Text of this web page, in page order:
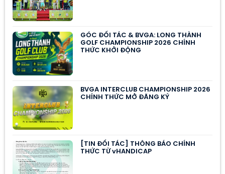
GÓC ĐỐI TÁC & BVGA: LONG THÀNH
GOLF CHAMPIONSHIP 2026 CHÍNH
THỨC KHỞI ĐỘNG
BVGA INTERCLUB CHAMPIONSHIP 2026
CHÍNH THỨC MỞ ĐĂNG KÝ
[TIN ĐỐI TÁC] THÔNG BÁO CHÍNH
THỨC TỪ vHANDICAP